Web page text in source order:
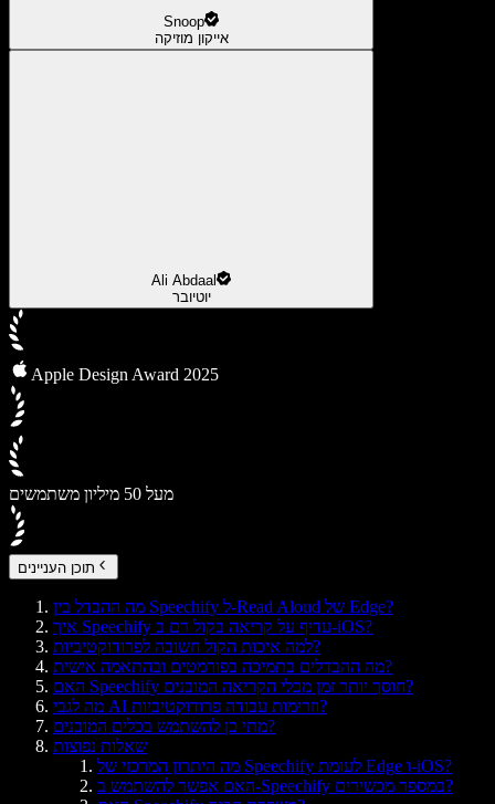
Snoop
אייקון מוזיקה
Ali Abdaal
יוטיובר
Apple Design Award 2025
מעל 50 מיליון משתמשים
תוכן העניינים
מה ההבדל בין Speechify ל-Read Aloud של Edge?
איך Speechify עדיף על קריאה בקול רם ב-iOS?
למה איכות הקול חשובה לפרודוקטיביות?
מה ההבדלים בתמיכה בפורמטים ובהתאמה אישית?
האם Speechify חוסך יותר זמן מכלי הקריאה המובנים?
מה לגבי AI וזרימות עבודה פרודוקטיביות?
מתי כן להשתמש בכלים המובנים?
שאלות נפוצות
מה היתרון המרכזי של Speechify לעומת Edge ו-iOS?
האם אפשר להשתמש ב-Speechify במספר מכשירים?